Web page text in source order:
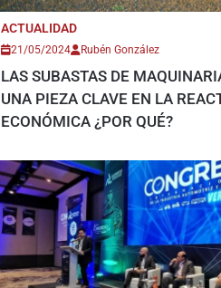
ACTUALIDAD
21/05/2024 Rubén González
LAS SUBASTAS DE
UNA PIEZA CLAVE EN LA
ECONÓMICA ¿POR QUÉ?